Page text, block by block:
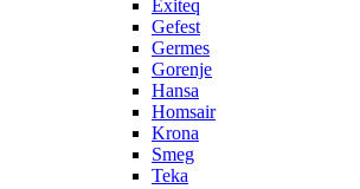
Exiteq
Gefest
Germes
Gorenje
Hansa
Homsair
Krona
Smeg
Teka